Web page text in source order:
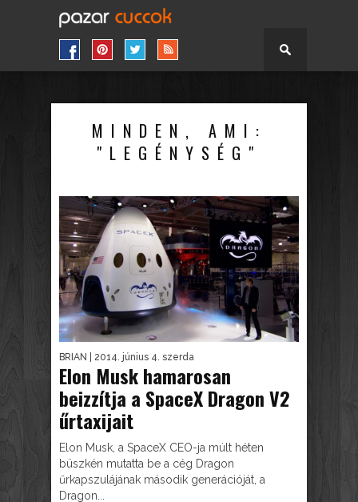
MINDEN, AMI:
"LEGÉNYSÉG"
BRIAN | 2014. június 4. szerda
Elon Musk hamarosan
beizzítja a SpaceX Dragon V2
űrtaxijait
Elon Musk, a SpaceX CEO-ja múlt héten
büszkén mutatta be a cég Dragon
űrkapszulájának második generációját, a
Dragon...